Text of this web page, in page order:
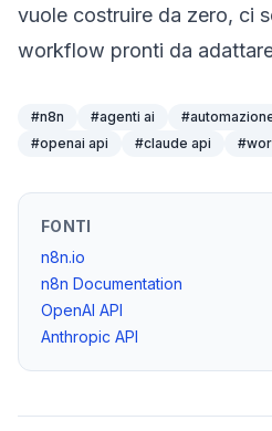
vuole costruire da zero, ci
workflow pronti da
#n8n #agenti ai #
#openai api #claude api #
FONTI
n8n.io
n8n Documentation
OpenAI API
Anthropic API